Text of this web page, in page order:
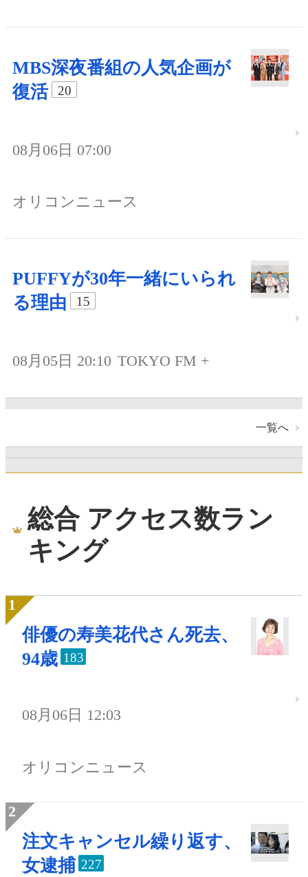
MBS深夜番組の人気企画が
復活
20
08月06日 07:00
オリコンニュース
PUFFYが30年一緒にいられ
る理由
15
08月05日 20:10 TOKYO FM +
一覧へ
総合 アクセス数ラン
キング
俳優の寿美花代さん死去、
94歳 183
08月06日 12:03
オリコンニュース
注文キャンセル繰り返す、
女逮捕 227